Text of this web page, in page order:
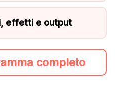
effetti e output
completo